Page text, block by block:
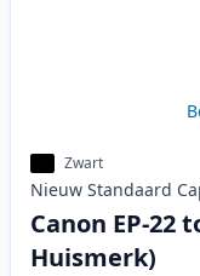
Zwart
Nieuw Standaard
Canon EP-22
Huismerk)